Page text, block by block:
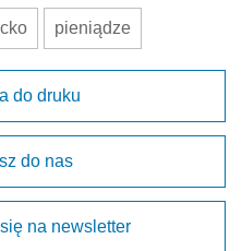
pieniądze
do druku
do nas
na newsletter